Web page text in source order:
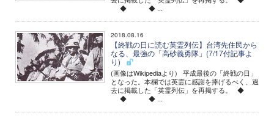
◆ ◆ ...
2018.08.16
【終戦の日に読む英霊列伝】台湾先住民から
なる、最強の「高砂義勇隊」(7/17付記事よ
り)
(画像はWikipediaより) 平成最後の「終戦の日」
となった。本欄では英霊に感謝を捧げるべく、過
去に掲載した「英霊列伝」を再掲する。 ◆
◆ ◆ ...